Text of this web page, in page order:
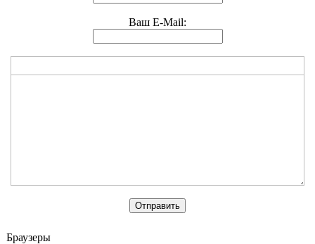
Ваш E-Mail:
Браузеры